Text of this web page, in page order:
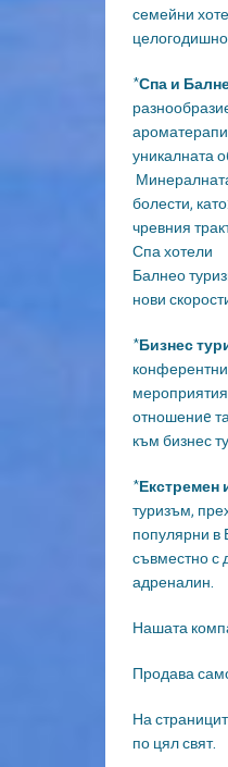
семейни
целогодишно.
*Спа и
уникалната
болести,
чревния
Спа хотели
Балнео
нови
*Бизнес
отношениe
към бизнес
*Екстремен
туризъм,
популярни в
съвместно с
адреналин.
Нашата
Продава
На
по цял свят.